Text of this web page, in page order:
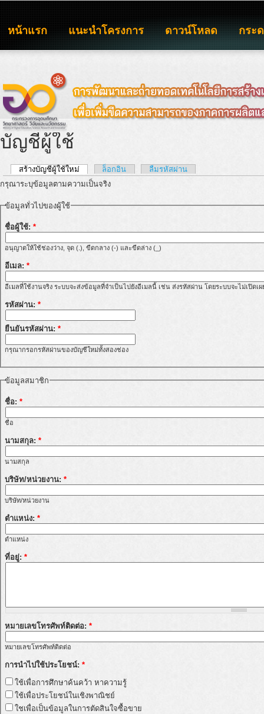
หน้าแรก แนะนำโครงการ ดาวน์โหลด กระ
บัญชีผู้ใช้
สร้างบัญชีผู้ใช้ใหม่ ล็อกอิน
ลืมรหัสผ่าน
กรุณาระบุข้อมูลตามความเป็นจริง
ข้อมูลทั่วไปของผู้ใช้
ชื่อผู้ใช้:*
อนุญาตให้ใช้ช่องว่าง, จุด (.), ขีดกลาง (-) และขีดล่าง (_)
อีเมล:*
อีเมลที่ใช้งานจริง ระบบจะส่งข้อมูลที่จำเป็นไปยังอีเมลนี้ เช่น ส่งรหัสผ่าน โดยระบบจะไม่เปิด
รหัสผ่าน:*
ยืนยันรหัสผ่าน:*
กรุณากรอกรหัสผ่านของบัญชีใหม่ทั้งสองช่อง
ข้อมูลสมาชิก
ชื่อ:*
ชื่อ
นามสกุล:*
นามสกุล
บริษัท/หน่วยงาน:*
บริษัท/หน่วยงาน
ตำแหน่ง:*
ตำแหน่ง
ที่อยู่:*
หมายเลขโทรศัพท์ติดต่อ:*
หมายเลขโทรศัพท์ติดต่อ
การนำไปใช้ประโยชน์:*
ใช้เพื่อการศึกษาค้นคว้า หาความรู้
ใช้เพื่อประโยชน์ในเชิงพาณิชย์
ใชเพื่อเป็นข้อมูลในการตัดสินใจซื้อขาย